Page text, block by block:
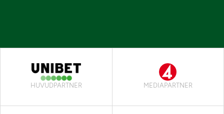
HUVUDPARTNER MEDIAPARTNER